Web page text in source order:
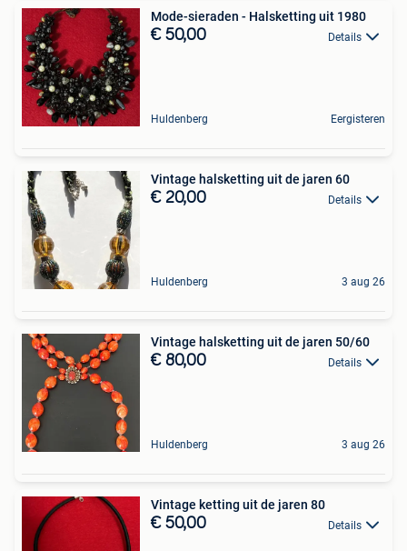
Mode-sieraden - Halsketting uit 1980
€ 50,00 Details
Huldenberg Eergisteren
Vintage halsketting uit de jaren 60
€ 20,00 Details
Huldenberg 3 aug 26
Vintage halsketting uit de jaren 50/60
€ 80,00 Details
Huldenberg 3 aug 26
Vintage ketting uit de jaren 80
€ 50,00 Details